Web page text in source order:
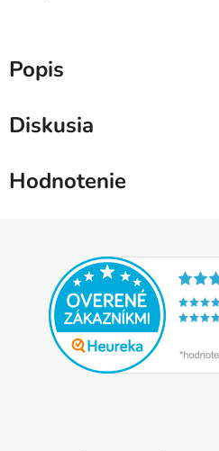
Popis
Diskusia
Hodnotenie